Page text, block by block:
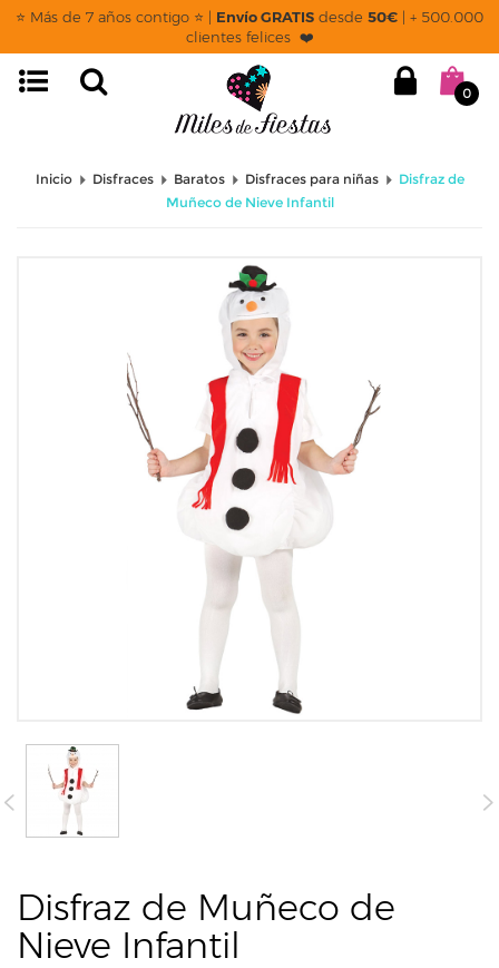
⭐ Más de 7 años contigo ⭐ | Envío GRATIS desde 50€ | + 500.000
clientes felices ❤️
0
Inicio Disfraces Baratos Disfraces para niñas
Disfraz de
Muñeco de Nieve Infantil
Disfraz de Muñeco de
Nieve Infantil